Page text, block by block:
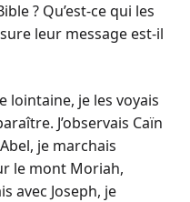
? Qu’est-ce qui les
leur message est-il
lointaine, je les voyais
J’observais Caïn
je marchais
le mont Moriah,
avec Joseph, je